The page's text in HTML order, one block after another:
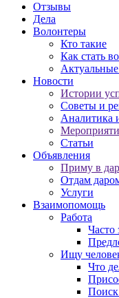
Отзывы
Дела
Волонтеры
Кто такие
Как стать
Новости
Истории
Советы и
Аналитика
Статьи
Объявления
Приму в дар
Отдам
Услуги
Взаимопомощь
Работа
Часто
Ищу
Что